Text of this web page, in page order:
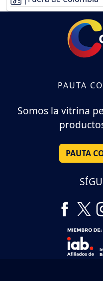
PAUTA
Somos la vitrina
PAUTA